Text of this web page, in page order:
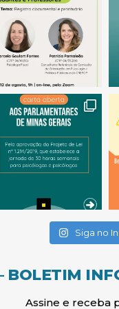
(abre em
Siga no
BOLETIM
Assine e receba